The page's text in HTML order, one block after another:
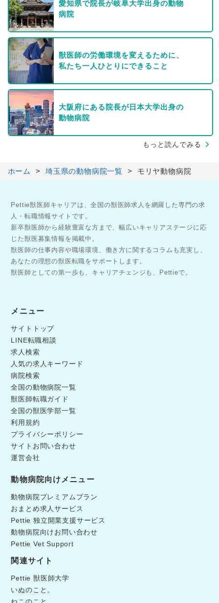
愛知県で院長が岐阜大学出身の動物
病院
獣医師の労働環境を変えるために、
私たち一人ひとりにできること
大阪府にある院長が日本大学出身の
動物病院
もっと読んでみる
ホーム 埼玉県の動物病院一覧 モリヤ動物病院
Pettie獣医師キャリアは、全国の獣医師求人を網羅した専門の求
人・転職情報サイトです。
新卒獣医師から経験豊富な方まで、幅広いキャリアステージに応
じた獣医募集情報を掲載中。
獣医師の仕事内容や職場環境、働き方に関するコラムも充実し、
あなたの理想の獣医転職をサポートします。
獣医師としての第一歩も、キャリアチェンジも、Pettieで。
メニュー
サイトトップ
LINE転職相談
求人検索
人気の求人キーワード
病院検索
全国の動物病院一覧
獣医師転職ガイド
全国の獣医学部一覧
利用規約
プライバシーポリシー
サイトお問い合わせ
運営会社
動物病院向けメニュー
動物病院プレミアムプラン
おまとめ求人サービス
Pettie 独立開業支援サービス
動物病院向けお問い合わせ
Pettie Vet Support
関連サイト
Pettie 獣医師大学
いぬのこと。